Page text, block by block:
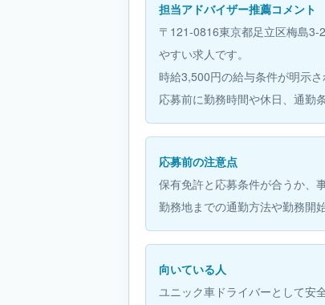
担当アドバイザー推薦コメント
〒121-0816東京都足立区梅島3-
やすい求人です。
時給3,500円の給与条件が明示さ
応募前に勤務時間や休日、通勤
応募前の注意点
保有免許と応募条件が合うか、
勤務地までの通勤方法や勤務開
向いている人
ユニック車ドライバーとして安